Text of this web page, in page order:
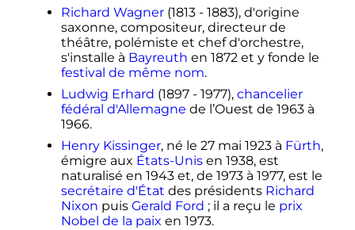
Richard Wagner(1813 - 1883), d'origine
saxonne, compositeur, directeur de
théâtre, polémiste et chef d'orchestre,
s'installe à Bayreuth en 1872 et y fonde le
festival de même nom.
Ludwig Erhard (1897 - 1977), chancelier
fédéral d'Allemagne de l’Ouest de 1963 à
1966.
Henry Kissinger, né le 27 mai 1923à Fürth,
émigre aux États-Unisen 1938, est
naturalisé en 1943 et, de 1973 à 1977, est le
secrétaire d'État des présidents Richard
Nixon puis Gerald Ford ; il a reçu le prix
Nobel de la paix en 1973.